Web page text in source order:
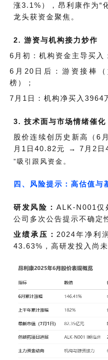
涨3.1%），昂利康作为“
龙头获资金聚焦。
2. 游资与机构接力炒作
6月初：机构资金主导买入
6月20日后：游资接棒
榜）；
7月1日：机构净买入3964
3. 技术面与市场情绪催化
股价连续创历史新高（
月1日40.82元
→ 7月2日
”吸引跟风资金。
四、风险提示：高估值与
研发风险： ALK-N001仅
公司多次公告提示不确定
业绩承压：2024年净利
43.63%，高研发投入尚未